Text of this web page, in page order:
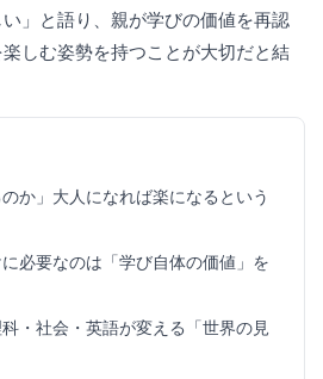
」と語り、親が学びの価値を再認
しむ姿勢を持つことが大切だと結
のか」大人になれば楽になるという
必要なのは「学び自体の価値」を
・社会・英語が変える「世界の見